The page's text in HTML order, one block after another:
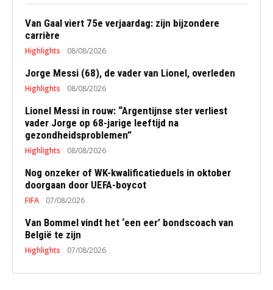
Van Gaal viert 75e verjaardag: zijn bijzondere
carrière
Highlights 08/08/2026
Jorge Messi (68), de vader van Lionel, overleden
Highlights 08/08/2026
Lionel Messi in rouw: “Argentijnse ster verliest
vader Jorge op 68-jarige leeftijd na
gezondheidsproblemen”
Highlights 08/08/2026
Nog onzeker of WK-kwalificatieduels in oktober
doorgaan door UEFA-boycot
FIFA 07/08/2026
Van Bommel vindt het ‘een eer’ bondscoach van
België te zijn
Highlights 07/08/2026